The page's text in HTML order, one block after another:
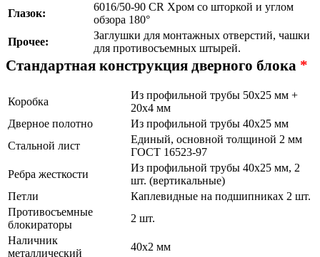
Глазок:
6016/50-90 CR Хром со шторкой и углом
обзора 180°
Прочее:
Заглушки для монтажных отверстий, чашки
для противосъемных штырей.
Стандартная конструкция дверного блока *
Коробка
Из профильной трубы 50х25 мм +
20х4 мм
Дверное полотно
Из профильной трубы 40х25 мм
Стальной лист
Единый, основной толщиной 2 мм
ГОСТ 16523-97
Ребра жесткости
Из профильной трубы 40х25 мм, 2
шт. (вертикальные)
Петли
Каплевидные на подшипниках 2 шт.
Противосъемные
блокираторы
2 шт.
Наличник
металлический
40х2 мм